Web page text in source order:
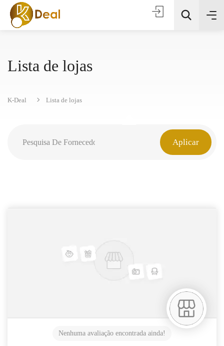
Lista de lojas
K-Deal Lista de lojas
Aplicar
Nenhuma avaliação encontrada ainda!